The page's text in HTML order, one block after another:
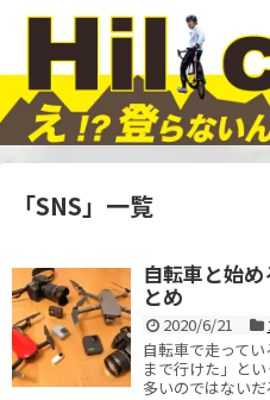
「SNS」 一覧
自転車と始
とめ
2020/6/21
自転車で走って
まで行けた」と
多いのではない